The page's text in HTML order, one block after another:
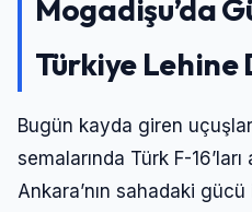
Mogadişu’da
Türkiye Lehine
Bugün kayda giren
semalarında Türk F-16’ları
Ankara’nın sahadaki